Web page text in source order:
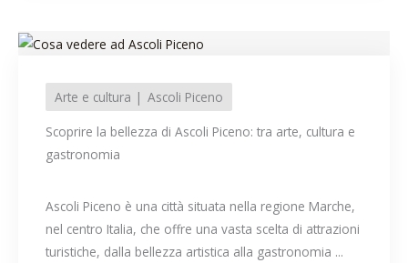
Arte e cultura
Ascoli Piceno
Scoprire la bellezza di Ascoli Piceno: tra arte, cultura e
gastronomia
Ascoli Piceno è una città situata nella regione Marche,
nel centro Italia, che offre una vasta scelta di attrazioni
turistiche, dalla bellezza artistica alla gastronomia ...